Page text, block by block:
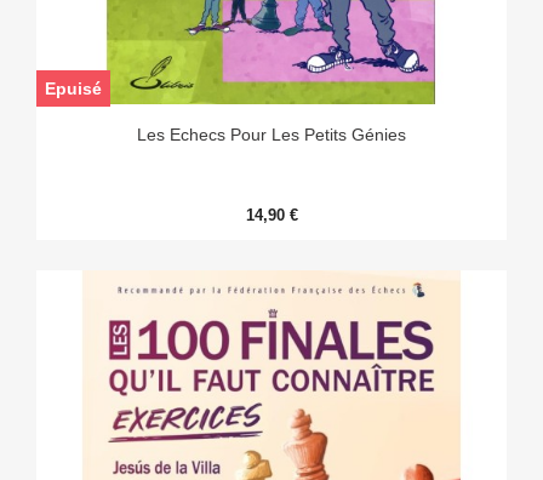
Les Echecs Pour Les Petits Génies
14,90 €
Epuisé